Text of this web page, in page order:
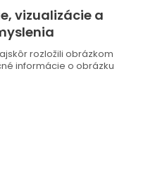
vizualizácie a
rozložili obrázkom
informácie o obrázku